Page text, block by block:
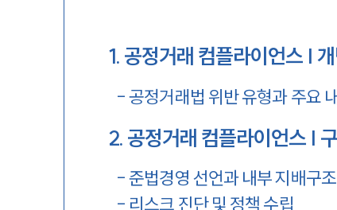
1. 공정거래 컴플라이언스 |
-공정거래법 위반 유형과 주요
2. 공정거래 컴플라이언스 |
-준법경영 선언과 내부 지배구
- 리스크 진단 및 정책 수립